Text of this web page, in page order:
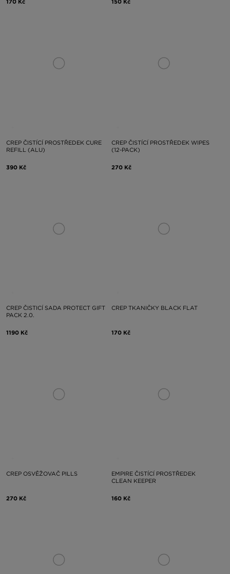
170 Kč 150 Kč
CREP ČISTÍCÍ PROSTŘEDEK CURE
REFILL (ALU)
390 Kč
CREP ČISTÍCÍ PROSTŘEDEK WIPES
(12-PACK)
270 Kč
CREP ČISTICÍ SADA PROTECT GIFT
PACK 2.0.
1190 Kč
CREP TKANIČKY BLACK FLAT
170 Kč
CREP OSVĚŽOVAČ PILLS
270 Kč
EMPIRE ČISTÍCÍ PROSTŘEDEK
CLEAN KEEPER
160 Kč